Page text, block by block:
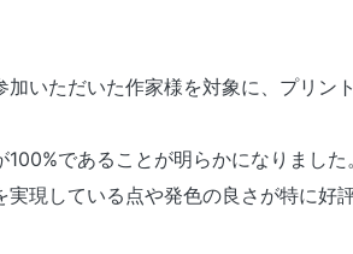
いただいた作家様を対象に、プリン
であることが明らかになりました。
現している点や発色の良さが特に好